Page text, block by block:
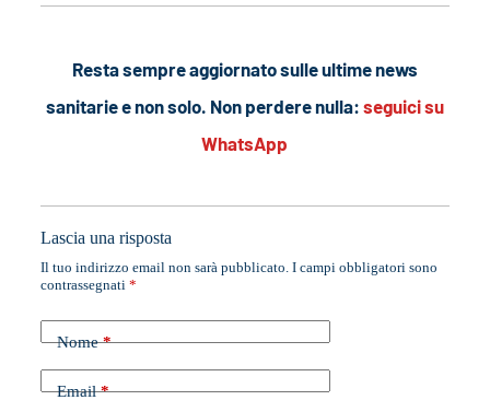
Resta sempre aggiornato sulle ultime news
sanitarie e non solo. Non perdere nulla: seguici su
WhatsApp
Lascia una risposta
Il tuo indirizzo email non sarà pubblicato. I campi obbligatori sono
contrassegnati *
Nome*
Email*